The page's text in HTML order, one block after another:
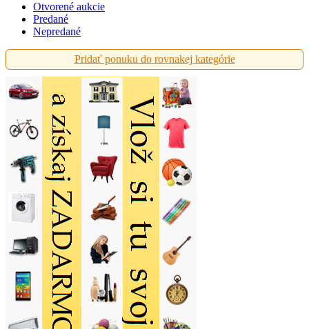
Otvorené aukcie
Predané
Nepredané
Pridať ponuku do rovnakej kategórie